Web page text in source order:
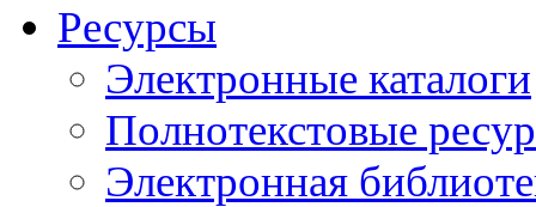
Ресурсы
Электронные каталоги
Полнотекстовые
Электронная